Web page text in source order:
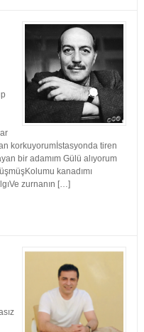
korkuyorumİstasyonda tiren
bir adamım Gülü alıyorum
kanadımı
zurnanın […]